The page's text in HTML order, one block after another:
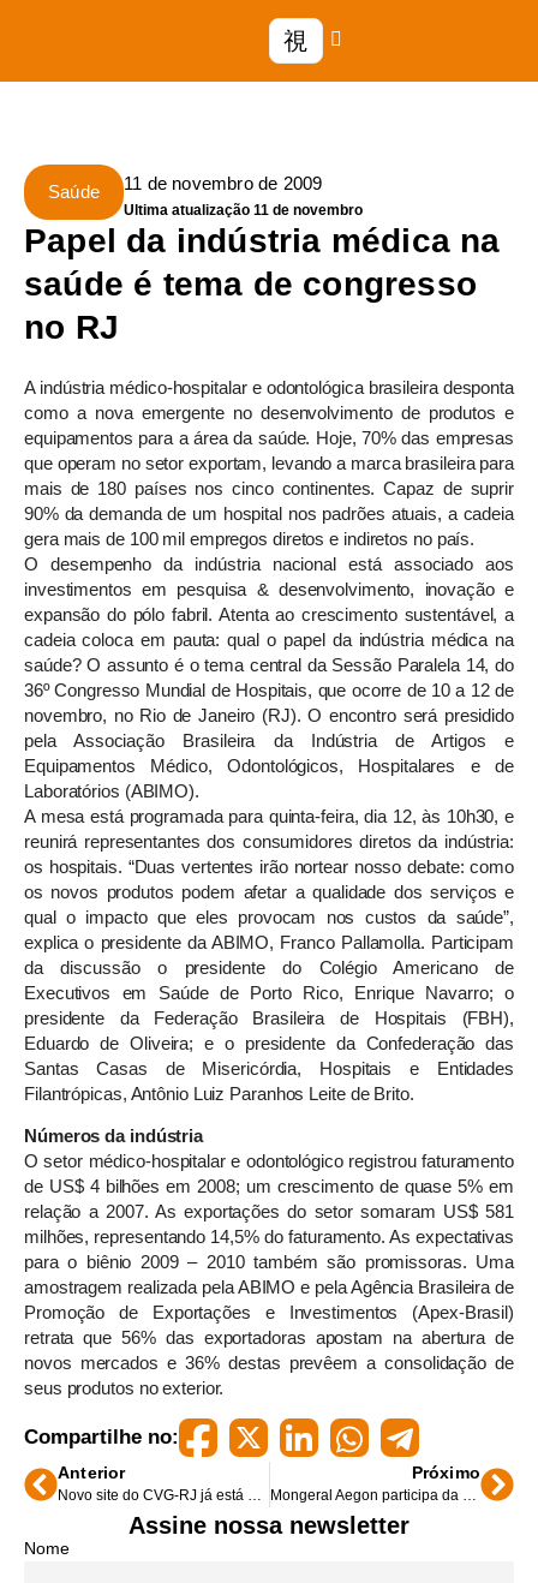
Saúde 11 de novembro de 2009
Ultima atualização 11 de novembro
Papel da indústria médica na
saúde é tema de congresso
no RJ
A indústria médico-hospitalar e odontológica brasileira desponta
como a nova emergente no desenvolvimento de produtos e
equipamentos para a área da saúde. Hoje, 70% das empresas
que operam no setor exportam, levando a marca brasileira para
mais de 180 países nos cinco continentes. Capaz de suprir
90% da demanda de um hospital nos padrões atuais, a cadeia
gera mais de 100 mil empregos diretos e indiretos no país.
O desempenho da indústria nacional está associado aos
investimentos em pesquisa & desenvolvimento, inovação e
expansão do pólo fabril. Atenta ao crescimento sustentável, a
cadeia coloca em pauta: qual o papel da indústria médica na
saúde? O assunto é o tema central da Sessão Paralela 14, do
36º Congresso Mundial de Hospitais, que ocorre de 10 a 12 de
novembro, no Rio de Janeiro (RJ). O encontro será presidido
pela Associação Brasileira da Indústria de Artigos e
Equipamentos Médico, Odontológicos, Hospitalares e de
Laboratórios (ABIMO).
A mesa está programada para quinta-feira, dia 12, às 10h30, e
reunirá representantes dos consumidores diretos da indústria:
os hospitais. “Duas vertentes irão nortear nosso debate: como
os novos produtos podem afetar a qualidade dos serviços e
qual o impacto que eles provocam nos custos da saúde”,
explica o presidente da ABIMO, Franco Pallamolla. Participam
da discussão o presidente do Colégio Americano de
Executivos em Saúde de Porto Rico, Enrique Navarro; o
presidente da Federação Brasileira de Hospitais (FBH),
Eduardo de Oliveira; e o presidente da Confederação das
Santas Casas de Misericórdia, Hospitais e Entidades
Filantrópicas, Antônio Luiz Paranhos Leite de Brito.
Números da indústria
O setor médico-hospitalar e odontológico registrou faturamento
de US$ 4 bilhões em 2008; um crescimento de quase 5% em
relação a 2007. As exportações do setor somaram US$ 581
milhões, representando 14,5% do faturamento. As expectativas
para o biênio 2009 – 2010 também são promissoras. Uma
amostragem realizada pela ABIMO e pela Agência Brasileira de
Promoção de Exportações e Investimentos (Apex-Brasil)
retrata que 56% das exportadoras apostam na abertura de
novos mercados e 36% destas prevêem a consolidação de
seus produtos no exterior.
Compartilhe no:
Anterior Próximo
Assine nossa newsletter
Nome